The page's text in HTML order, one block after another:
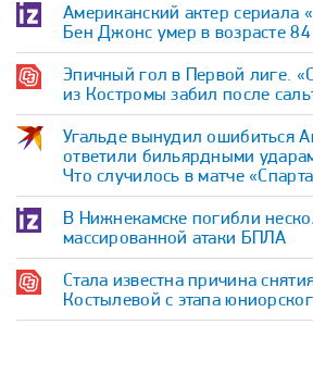
Американский актер сериала
Бен Джонс умер в возрасте 84
Эпичный гол в Первой лиге.
из Костромы забил после
Угальде вынудил ошибиться
ответили бильярдными
Что случилось в матче
В Нижнекамске погибли
массированной атаки БПЛА
Стала известна причина
Костылевой с этапа